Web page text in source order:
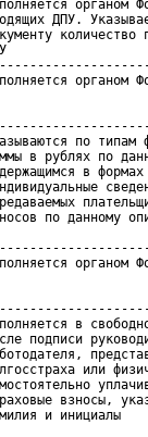
ДПУ.
по
в рублях по
в
по данному
в
подписи
или
взносы,
и